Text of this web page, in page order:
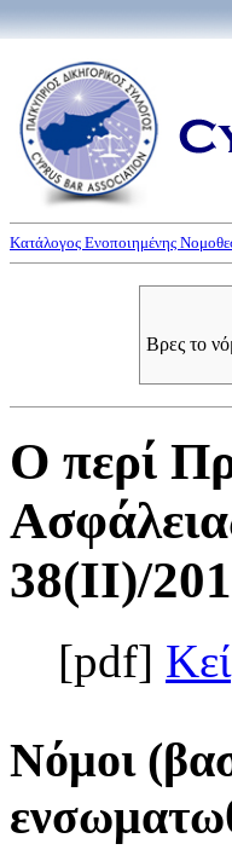
Κατάλογος Ενοποιημένης
Βρες το
Ο περί
38(II)/
[pdf]
Νόμοι